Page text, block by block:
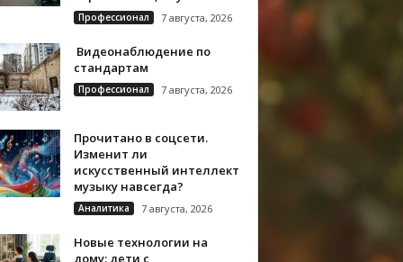
Профессионал 7 августа, 2026
Видеонаблюдение по
стандартам
Профессионал 7 августа, 2026
Прочитано в соцсети.
Изменит ли
искусственный интеллект
музыку навсегда?
Аналитика 7 августа, 2026
Новые технологии на
дому: дети с